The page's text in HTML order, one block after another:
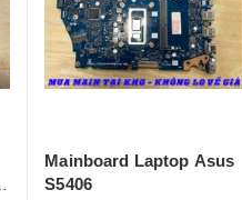
Mainboard Laptop Asus
S5406